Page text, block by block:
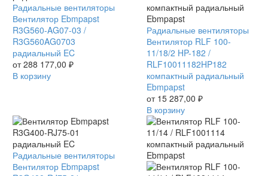
Вентилятор
Ebmpapst
R3G560-
AG07-
03
/
R3G560AG0703
Радиальные вентиляторы
Вентилятор Ebmpapst
R3G560-AG07-03 /
R3G560AG0703
радиальный EC
от288 177,00 ₽
В корзину
Вентилятор
RLF
100-
11/18/2
HP-
182
/
RLF10011182HP182
компактный
радиальный
Ebmpapst
Радиальные вентиляторы
Вентилятор RLF 100-
11/18/2 HP-182 /
RLF10011182HP182
компактный радиальный
Ebmpapst
от 15 287,00 ₽
В корзину
Вентилятор
Ebmpapst
Радиальные вентиляторы
Вентилятор Ebmpapst